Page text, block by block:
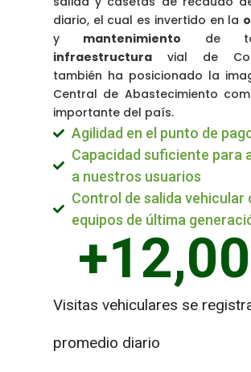
diario, el cual es invertido en la
y mantenimiento de
infraestructura vial de
también ha posicionado la
Central de Abastecimiento
importante del país.
Agilidad en el punto de
Capacidad suficiente para
a nuestros usuarios
Control de salida vehicular
equipos de última
Visitas vehiculares se
promedio diario
+